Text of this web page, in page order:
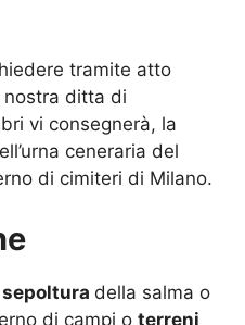
tramite atto
nostra ditta di
vi consegnerà, la
ceneraria del
di cimiteri di Milano.
sepoltura della salma o
di campi o terreni